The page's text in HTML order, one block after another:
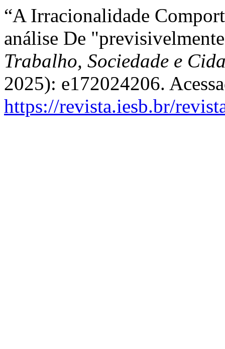
“A Irracionalidade
análise De
Trabalho, Sociedade e
2025): e172024206.
https://revista.iesb.br/